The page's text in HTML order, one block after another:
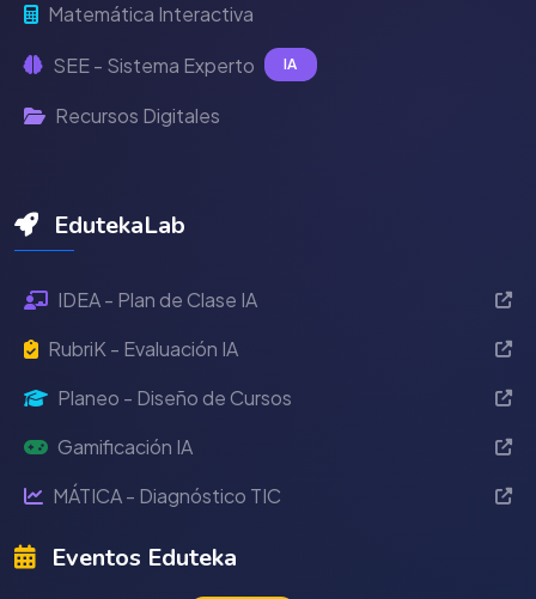
Matemática Interactiva
SEE - Sistema Experto IA
Recursos Digitales
EdutekaLab
IDEA - Plan de Clase IA
RubriK - Evaluación IA
Planeo - Diseño de Cursos
Gamificación IA
MÁTICA - Diagnóstico TIC
Eventos Eduteka